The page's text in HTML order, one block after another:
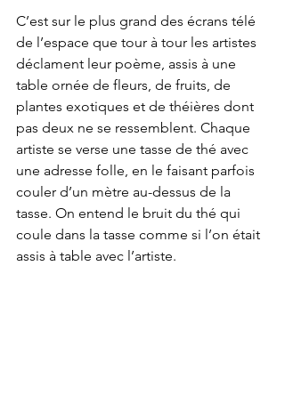
C’est sur le plus grand des écrans télé
de l’espace que tour à tour les artistes
déclament leur poème, assis à une
table ornée de fleurs, de fruits, de
plantes exotiques et de théières dont
pas deux ne se ressemblent. Chaque
artiste se verse une tasse de thé avec
une adresse folle, en le faisant parfois
couler d’un mètre au-dessus de la
tasse. On entend le bruit du thé qui
coule dans la tasse comme si l’on était
assis à table avec l’artiste.